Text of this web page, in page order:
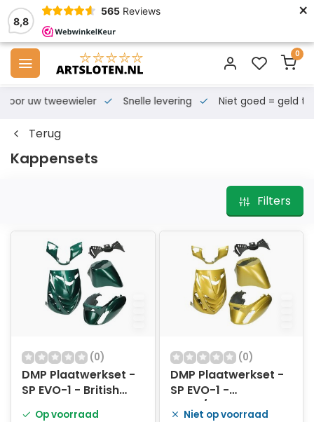
8,8
565 Reviews ×
0
voor uw tweewieler Snelle levering Niet goed = geld
Terug
Kappensets
Filters
(0)
DMP Plaatwerkset -
SP EVO-1 - British
Op voorraad
(0)
DMP Plaatwerkset -
SP EVO-1 -
Goud/geel goud
Niet op voorraad